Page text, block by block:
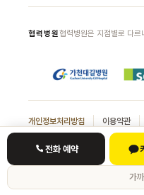
협력병원협력병원은 지점별로 다
개인정보처리방침 이용약관
네트워크 가입문의
비급여
부천점 대표자 신재안 | 사업자
전화 예약
가